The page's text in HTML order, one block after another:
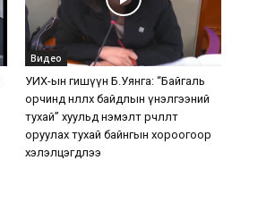
Видео
УИХ-ын гишүүн Б.Уянга: “Байгаль
орчинд нөлөөлөх байдлын үнэлгээний
тухай” хуульд нэмэлт өөрчлөлт
оруулах тухай байнгын хороогоор
хэлэлцэгдлээ